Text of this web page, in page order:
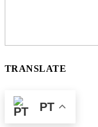
TRANSLATE
PT